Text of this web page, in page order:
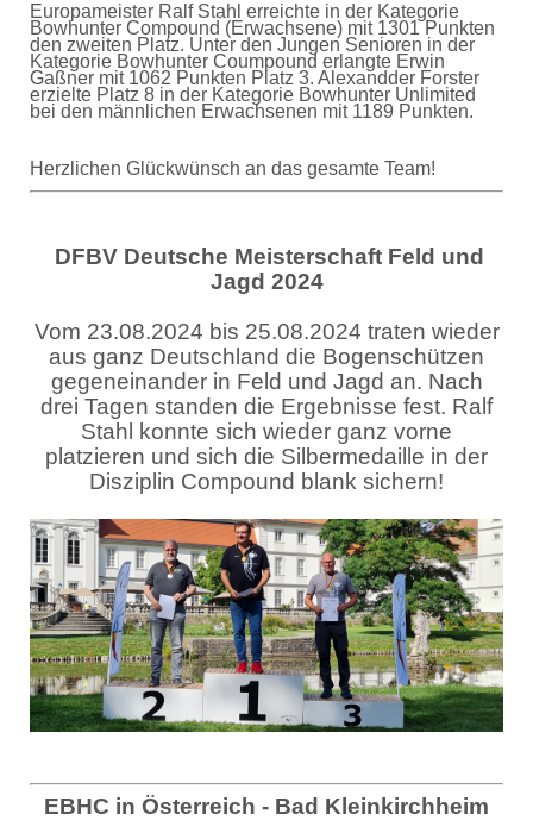
Europameister Ralf Stahl erreichte in der Kategorie
Bowhunter Compound (Erwachsene) mit 1301 Punkten
den zweiten Platz. Unter den Jungen Senioren in der
Kategorie Bowhunter Coumpound erlangte Erwin
Gaßner mit 1062 Punkten Platz 3. Alexandder Forster
erzielte Platz 8 in der Kategorie Bowhunter Unlimited
bei den männlichen Erwachsenen mit 1189 Punkten.
Herzlichen Glückwünsch an das gesamte Team!
DFBV Deutsche Meisterschaft Feld und
Jagd 2024
Vom 23.08.2024 bis 25.08.2024 traten wieder
aus ganz Deutschland die Bogenschützen
gegeneinander in Feld und Jagd an. Nach
drei Tagen standen die Ergebnisse fest. Ralf
Stahl konnte sich wieder ganz vorne
platzieren und sich die Silbermedaille in der
Disziplin Compound blank sichern!
EBHC in Österreich - Bad Kleinkirchheim